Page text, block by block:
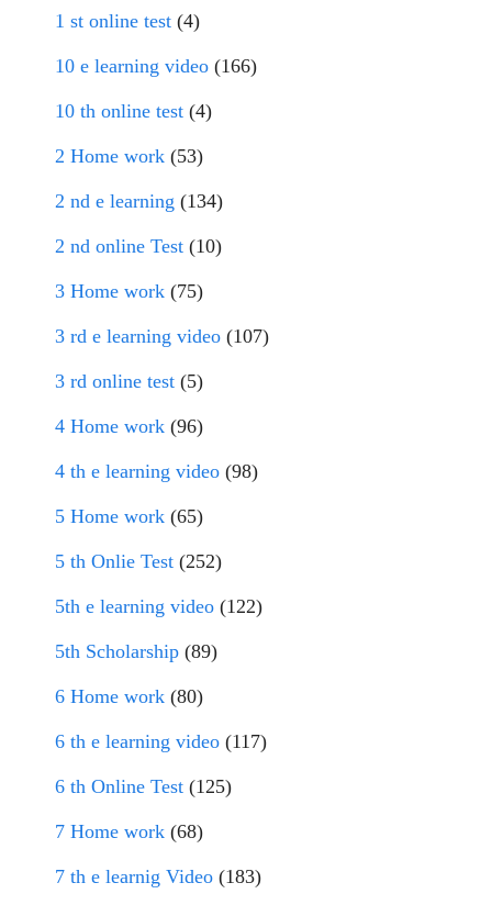
1 st online test (4)
10 e learning video (166)
10 th online test (4)
2 Home work (53)
2 nd e learning (134)
2 nd online Test (10)
3 Home work (75)
3 rd e learning video (107)
3 rd online test (5)
4 Home work (96)
4 th e learning video (98)
5 Home work (65)
5 th Onlie Test (252)
5th e learning video (122)
5th Scholarship (89)
6 Home work (80)
6 th e learning video (117)
6 th Online Test (125)
7 Home work (68)
7 th e learnig Video (183)